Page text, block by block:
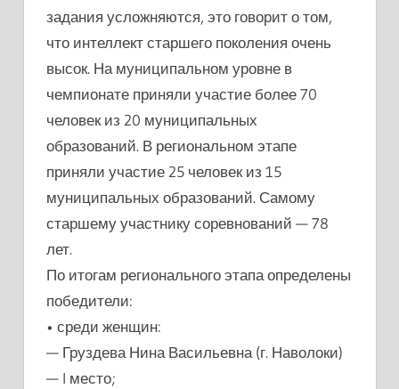
задания усложняются, это говорит о том,
что интеллект старшего поколения очень
высок. На муниципальном уровне в
чемпионате приняли участие более 70
человек из 20 муниципальных
образований. В региональном этапе
приняли участие 25 человек из 15
муниципальных образований. Самому
старшему участнику соревнований — 78
лет.
По итогам регионального этапа определены
победители:
• среди женщин:
— Груздева Нина Васильевна (г. Наволоки)
— I место;